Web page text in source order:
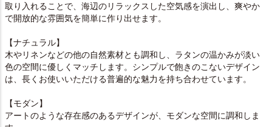
取り入れることで、海辺のリラックスした空気感を演出し、爽やか
で開放的な雰囲気を簡単に作り出せます。
【ナチュラル】
木やリネンなどの他の自然素材とも調和し、ラタンの温かみが淡い
色の空間に優しくマッチします。シンプルで飽きのこないデザイン
は、長くお使いいただける普遍的な魅力を持ち合わせています。
【モダン】
アートのような存在感のあるデザインが、モダンな空間に調和しま